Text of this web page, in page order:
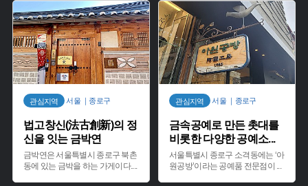
관심지역 서울 ｜종로구
법고창신(法古創新)의 정
신을 잇는 금박연
금박연은 서울특별시 종로구 북촌
동에 있는 금박을 하는 가게이다....
관심지역 서울 ｜종로구
금속공예로 만든 촛대를
비롯한 다양한 공예소...
서울특별시 종로구 소격동에는 ‘아
원공방’이라는 공예품 전문점이 ...